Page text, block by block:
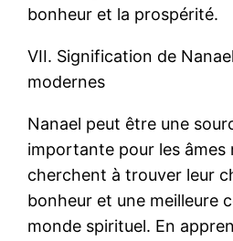
bonheur et la prospérité.
VII. Signification de
modernes
Nanael peut être une
importante pour les âmes
cherchent à trouver leur
bonheur et une meilleure
monde spirituel. En